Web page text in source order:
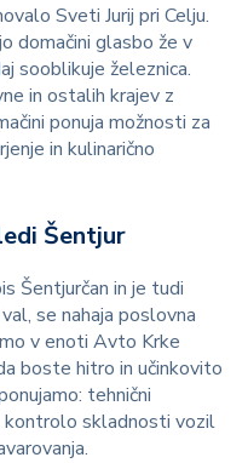
Sveti Jurij pri Celju.
domačini glasbo že v
sooblikuje železnica.
in ostalih krajev z
ponuja možnosti za
in kulinarično
Šentjur
Šentjurčan in je tudi
se nahaja poslovna
v enoti Avto Krke
boste hitro in učinkovito
tehnični
skladnosti vozil